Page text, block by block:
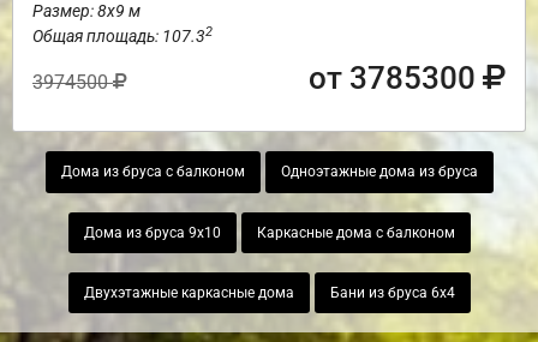
Размер: 8х9 м
Общая площадь: 107.32
3974500 от 3785300
Дома из бруса с балконом Одноэтажные дома из бруса
Дома из бруса 9х10 Каркасные дома с балконом
Двухэтажные каркасные дома Бани из бруса 6х4